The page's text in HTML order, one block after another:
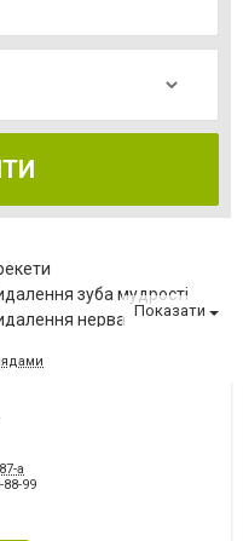
зуба мудрості
нерва
дефект зубів
Показати
а
88-99